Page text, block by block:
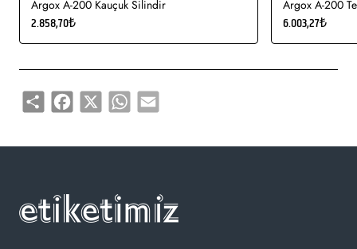
alışverişlerinizi web sitemiz üzerinden online olarak güvenle
satın alabilirsiniz.
Argox A-200 Kauçuk Silindir
2.858,70₺
Argox A-200
6.003,27₺
Share Facebook
X WhatsApp
Email